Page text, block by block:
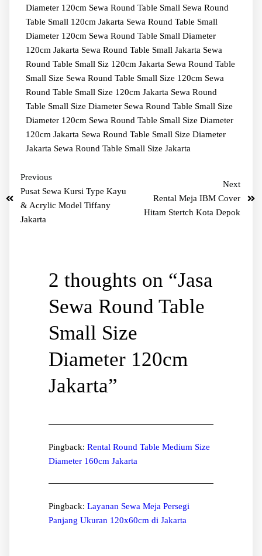
Diameter 120cm Sewa Round Table Small Sewa Round
Table Small 120cm Jakarta Sewa Round Table Small
Diameter 120cm Sewa Round Table Small Diameter
120cm Jakarta Sewa Round Table Small Jakarta Sewa
Round Table Small Siz 120cm Jakarta Sewa Round Table
Small Size Sewa Round Table Small Size 120cm Sewa
Round Table Small Size 120cm Jakarta Sewa Round
Table Small Size Diameter Sewa Round Table Small Size
Diameter 120cm Sewa Round Table Small Size Diameter
120cm Jakarta Sewa Round Table Small Size Diameter
Jakarta Sewa Round Table Small Size Jakarta
Previous
Pusat Sewa Kursi Type Kayu
& Acrylic Model Tiffany
Jakarta
Next
Rental Meja IBM Cover
Hitam Stertch Kota Depok
2 thoughts on “Jasa
Sewa Round Table
Small Size
Diameter 120cm
Jakarta”
Pingback: Rental Round Table Medium Size
Diameter 160cm Jakarta
Pingback: Layanan Sewa Meja Persegi
Panjang Ukuran 120x60cm di Jakarta